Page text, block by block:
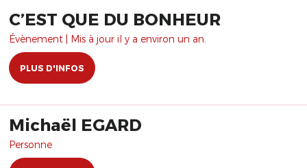
C’EST QUE DU BONHEUR
Évènement | Mis à jour il y a environ un an.
PLUS D'INFOS
Michaël EGARD
Personne